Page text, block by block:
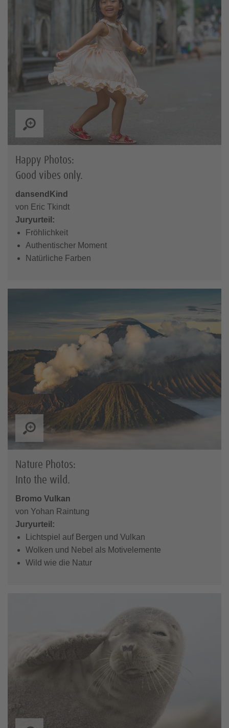
Happy Photos:
Good vibes only.
dansendKind
von Eric Tkindt
Juryurteil:
Fröhlichkeit
Authentischer Moment
Natürliche Farben
Nature Photos:
Into the wild.
Bromo Vulkan
von Yohan Raintung
Juryurteil:
Lichtspiel auf Bergen und Vulkan
Wolken und Nebel als Motivelemente
Wild wie die Natur